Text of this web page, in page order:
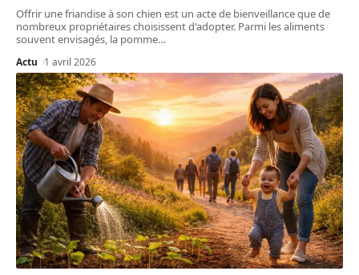
Offrir une friandise à son chien est un acte de bienveillance que de
nombreux propriétaires choisissent d'adopter. Parmi les aliments
souvent envisagés, la pomme…
Actu 1 avril 2026